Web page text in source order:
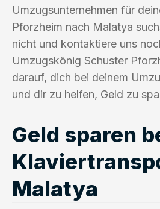
Umzugsunternehmen für
Pforzheim nach Malatya
nicht und kontaktiere uns
Umzugskönig Schuster
darauf, dich bei deinem
und dir zu helfen, Geld zu
Geld sparen
Malatya